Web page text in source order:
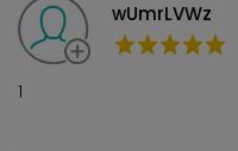
wUmrLVWz
1